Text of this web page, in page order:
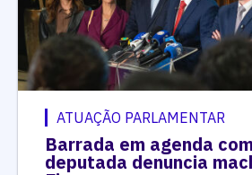
ATUAÇÃO PARLAMENTAR
Barrada em agenda
deputada denuncia